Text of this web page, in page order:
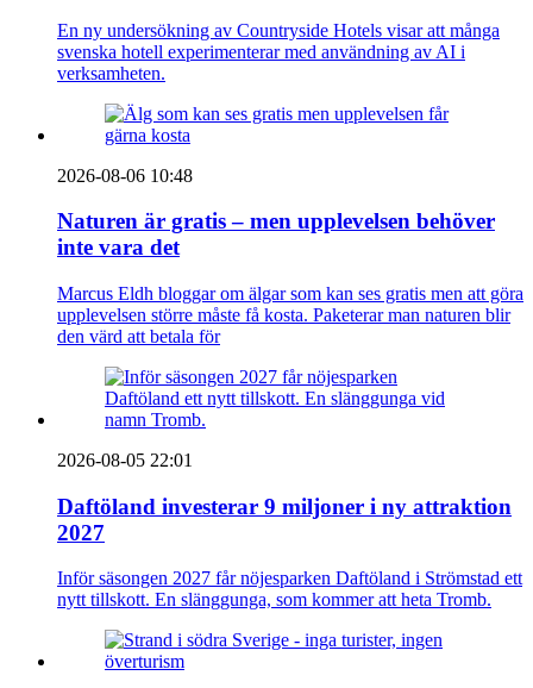
En ny undersökning av Countryside Hotels visar att många
svenska hotell experimenterar med användning av AI i
verksamheten.
2026-08-06 10:48
Naturen är gratis – men upplevelsen behöver
inte vara det
Marcus Eldh bloggar om älgar som kan ses gratis men att göra
upplevelsen större måste få kosta. Paketerar man naturen blir
den värd att betala för
2026-08-05 22:01
Daftöland investerar 9 miljoner i ny attraktion
2027
Inför säsongen 2027 får nöjesparken Daftöland i Strömstad ett
nytt tillskott. En slänggunga, som kommer att heta Tromb.